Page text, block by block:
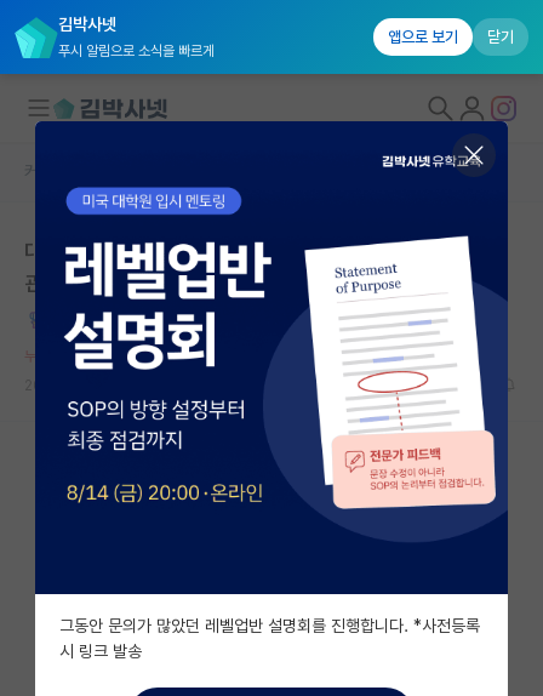
김박사넷
푸시 알림으로 소식을 빠르게
앱으로 보기 닫기
대학원생 모집
국내대학원 정보
연구실&오픈랩
커뮤니티
커뮤니티 홈
전체글보기
베스트 게시판
자유 게시판(아무개랩)
미국 유학 게시판
미국 대학원 합격 후기 게시판
커뮤니티 홈
대학원 입학 준비 단계에서의 연구 분야와 연구실 선택에
관하여
능글맞은 시몬 드 보부아르
누적 신고가 20개 이상인 사용자입니다.
그동안 문의가 많았던 레벨업반 설명회를 진행합니다. *사전등록
시 링크 발송